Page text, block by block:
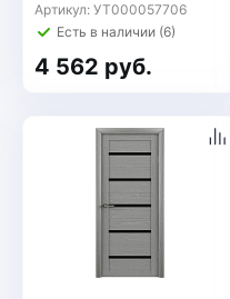
Артикул: УТ000057706
Есть в наличии (6)
4 562 руб.